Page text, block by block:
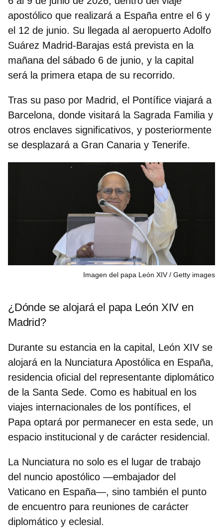
apostólico que realizará a España entre el 6 y
el 12 de junio. Su llegada al aeropuerto Adolfo
Suárez Madrid-Barajas está prevista en la
mañana del sábado 6 de junio, y la capital
será la primera etapa de su recorrido.
Tras su paso por Madrid, el Pontífice viajará a
Barcelona, donde visitará la Sagrada Familia y
otros enclaves significativos, y posteriormente
se desplazará a Gran Canaria y Tenerife.
Imagen del papa León XIV Getty images
¿Dónde se alojará el papa León XIV en
Madrid?
Durante su estancia en la capital, León XIV se
alojará en la Nunciatura Apostólica en España,
residencia oficial del representante diplomático
de la Santa Sede. Como es habitual en los
viajes internacionales de los pontífices, el
Papa optará por permanecer en esta sede, un
espacio institucional y de carácter residencial.
La Nunciatura no solo es el lugar de trabajo
del nuncio apostólico —embajador del
Vaticano en España—, sino también el punto
de encuentro para reuniones de carácter
diplomático y eclesial.